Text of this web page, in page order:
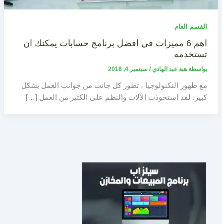
القسم العام
اهم 6 مميزات في افضل برنامج حسابات يمكنك ان
تستخدمه
بواسطة هبة عبد الهادي/ سبتمبر 4, 2018
مع ظهور التكنولوجيا ، تطور كل جانب من جوانب العمل بشكل
كبير. لقد استحوذت الآلات والنظم على الكثير من العمل […]